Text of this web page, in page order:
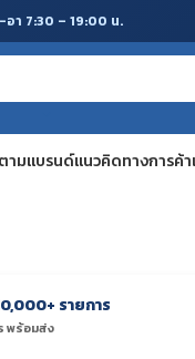
อา 7:30 – 19:00 น.
⭐
จอร์
ฟค
ามแบรนด์แนวคิดทางการค้า
รายการ
พร้อมส่ง